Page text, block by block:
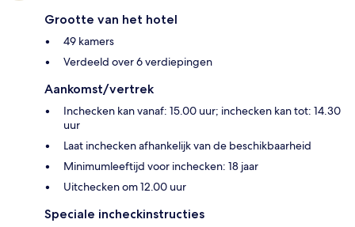
Grootte van het hotel
49 kamers
Verdeeld over 6 verdiepingen
Aankomst/vertrek
Inchecken kan vanaf: 15.00 uur; inchecken kan tot: 14.30
uur
Laat inchecken afhankelijk van de beschikbaarheid
Minimumleeftijd voor inchecken: 18 jaar
Uitchecken om 12.00 uur
Speciale incheckinstructies